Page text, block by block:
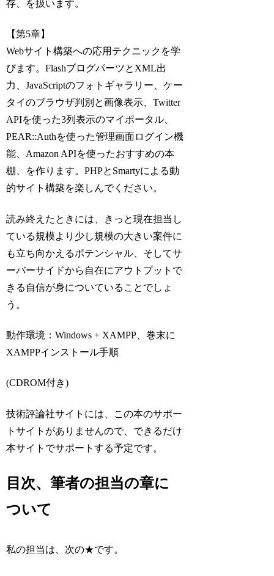
存、を扱います。
【第5章】
Webサイト構築への応用テクニックを学
びます。FlashブログパーツとXML出
力、JavaScriptのフォトギャラリー、ケー
タイのブラウザ判別と画像表示、Twitter
APIを使った3列表示のマイポータル、
PEAR::Authを使った管理画面ログイン機
能、Amazon APIを使ったおすすめの本
棚、を作ります。PHPとSmartyによる動
的サイト構築を楽しんでください。
読み終えたときには、きっと現在担当し
ている規模より少し規模の大きい案件に
も立ち向かえるポテンシャル、そしてサ
ーバーサイドから自在にアウトプットで
きる自信が身についていることでしょ
う。
動作環境：Windows + XAMPP、巻末に
XAMPPインストール手順
(CDROM付き)
技術評論社サイトには、この本のサポー
トサイトがありませんので、できるだけ
本サイトでサポートする予定です。
目次、筆者の担当の章に
ついて
私の担当は、次の★です。